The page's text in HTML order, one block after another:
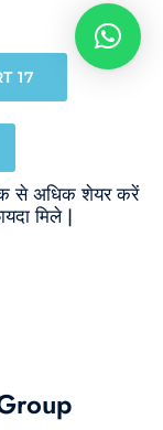
17
से अधिक शेयर करें
मिले |